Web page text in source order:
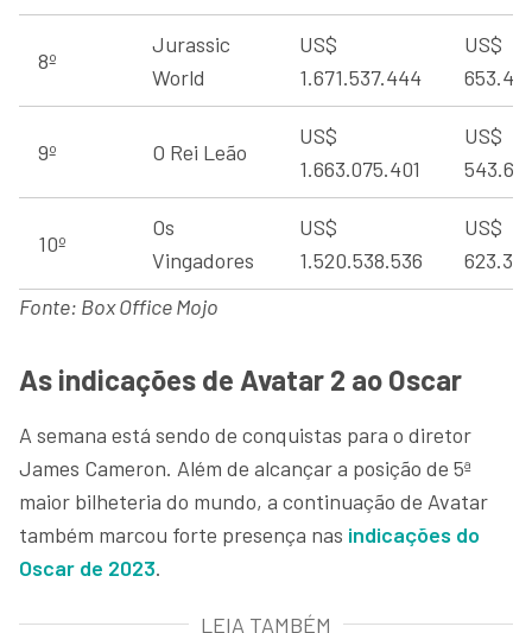
8º
Jurassic
World
US$
1.671.537.444
US$
9º O Rei Leão
US$
1.663.075.401
US$
10º
Os
Vingadores
US$
1.520.538.536
US$
Fonte: Box Office Mojo
As indicações de Avatar 2 ao Oscar
A semana está sendo de conquistas para o diretor
James Cameron. Além de alcançar a posição de 5ª
maior bilheteria do mundo, a continuação de Avatar
também marcou forte presença nas indicações do
Oscar de 2023.
LEIA TAMBÉM